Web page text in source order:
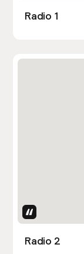
Radio 1
Radio 2